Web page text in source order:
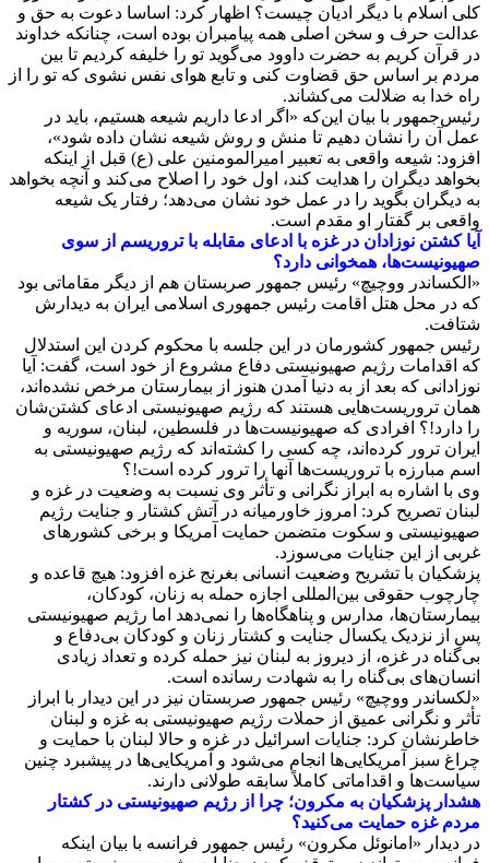
کلی اسلام با دیگر ادیان چیست؟ اظهار کرد: اساسا دعوت به حق و
عدالت حرف و سخن اصلی همه پیامبران بوده است، چنانکه خداوند
در قرآن کریم به حضرت داوود می‌گوید تو را خلیفه کردیم تا بین
مردم بر اساس حق قضاوت کنی و تابع هوای نفس نشوی که تو را از
راه خدا به ضلالت می‌کشاند.
رئیس‌جمهور با بیان این‌که «اگر ادعا داریم شیعه هستیم، باید در
عمل آن را نشان دهیم تا منش و روش شیعه نشان داده شود»،
افزود: شیعه واقعی به تعبیر امیرالمومنین علی (ع) قبل از اینکه
بخواهد دیگران را هدایت کند، اول خود را اصلاح می‌کند و آنچه بخواهد
به دیگران بگوید را در عمل خود نشان می‌دهد؛ رفتار یک شیعه
واقعی بر گفتار او مقدم است.
آیا کشتن نوزادان در غزه با ادعای مقابله با تروریسم از سوی
صهیونیست‌ها، همخوانی دارد؟
«الکساندر ووچیچ» رئیس جمهور صربستان هم از دیگر مقاماتی بود
که در محل هتل اقامت رئیس جمهوری اسلامی ایران به دیدارش
شتافت.
رئیس جمهور کشورمان در این جلسه با محکوم کردن این استدلال
که اقدامات رژیم صهیونیستی دفاع مشروع از خود است، گفت: آیا
نوزادانی که بعد از به دنیا آمدن هنوز از بیمارستان مرخص نشده‌اند،
همان تروریست‌هایی هستند که رژیم صهیونیستی ادعای کشتن‌شان
را دارد!؟ افرادی که صهیونیست‌ها در فلسطین، لبنان، سوریه و
ایران ترور کرده‌اند، چه کسی را کشته‌اند که رژیم صهیونیستی به
اسم مبارزه با تروریست‌ها آنها را ترور کرده است!؟
وی با اشاره به ابراز نگرانی و تأثر وی نسبت به وضعیت در غزه و
لبنان تصریح کرد: امروز خاورمیانه در آتش کشتار و جنایت رژیم
صهیونیستی و سکوت متضمن حمایت آمریکا و برخی کشورهای
غربی از این جنایات می‌سوزد.
پزشکیان با تشریح وضعیت انسانی بغرنج غزه افزود: هیچ قاعده و
چارچوب حقوقی بین‌المللی اجازه حمله به زنان، کودکان،
بیمارستان‌ها، مدارس و پناهگاه‌ها را نمی‌دهد اما رژیم صهیونیستی
پس از نزدیک یکسال جنایت و کشتار زنان و کودکان بی‌دفاع و
بی‌گناه در غزه، از دیروز به لبنان نیز حمله کرده و تعداد زیادی
انسان‌های بی‌گناه را به شهادت رسانده است.
«لکساندر ووچیچ» رئیس جمهور صربستان نیز در این دیدار با ابراز
تأثر و نگرانی عمیق از حملات رژیم صهیونیستی به غزه و لبنان
خاطرنشان کرد: جنایات اسرائیل در غزه و حالا لبنان با حمایت و
چراغ سبز آمریکایی‌ها انجام می‌شود و آمریکایی‌ها در پیشبرد چنین
سیاست‌ها و اقداماتی کاملاً سابقه طولانی دارند.
هشدار پزشکیان به مکرون؛ چرا از رژیم صهیونیستی در کشتار
مردم غزه حمایت می‌کنید؟
در دیدار «امانوئل مکرون» رئیس جمهور فرانسه با بیان اینکه